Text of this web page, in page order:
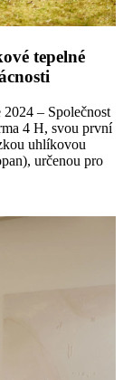
tepelné
– Společnost
4 H, svou první
uhlíkovou
určenou pro